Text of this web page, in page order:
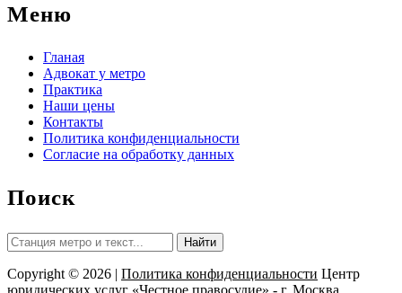
Меню
Гланая
Адвокат у метро
Практика
Наши цены
Контакты
Политика конфиденциальности
Согласие на обработку данных
Поиск
Найти:
Copyright © 2026 | Политика конфиденциальности Центр
юридических услуг «Честное правосудие» - г. Москва